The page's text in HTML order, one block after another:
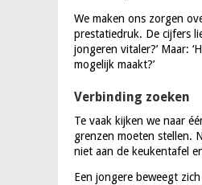
We maken ons zorgen
prestatiedruk. De cijfers
jongeren vitaler?’ Maar:
mogelijk maakt?’
Verbinding zoeken
Te vaak kijken we naar
grenzen moeten stellen.
niet aan de keukentafel
Een jongere beweegt